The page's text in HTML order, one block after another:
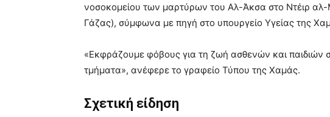
νοσοκομείου των μαρτύρων του Αλ-Άκσα στο Ντέιρ
Γάζας), σύμφωνα με πηγή στο υπουργείο Υγείας της
«Εκφράζουμε φόβους για τη ζωή ασθενών και παιδιών
τμήματα», ανέφερε το γραφείο Τύπου της Χαμάς.
Σχετική είδηση